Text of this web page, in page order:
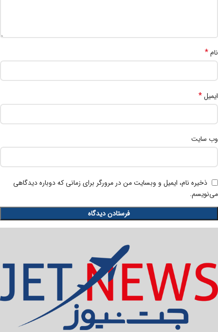
نام*
ایمیل*
وب‌ سایت
ذخیره نام، ایمیل و وبسایت من در مرورگر برای زمانی که دوباره دیدگاهی
می‌نویسم.